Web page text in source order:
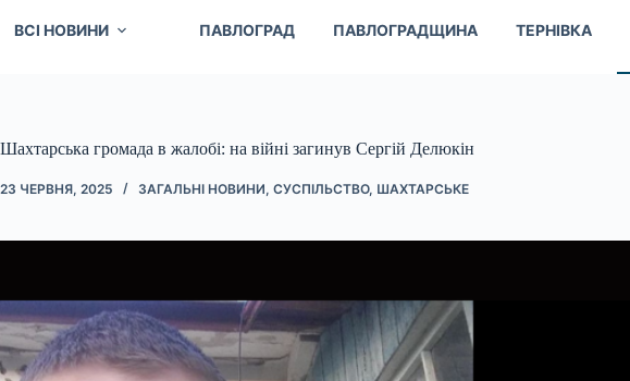
ВСІ НОВИНИ ПАВЛОГРАД ПАВЛОГРАДЩИНА ТЕРНІВКА
Шахтарська громада в жалобі: на війні загинув Сергій Делюкін
23 ЧЕРВНЯ, 2025 ЗАГАЛЬНІ НОВИНИ, СУСПІЛЬСТВО, ШАХТАРСЬКЕ